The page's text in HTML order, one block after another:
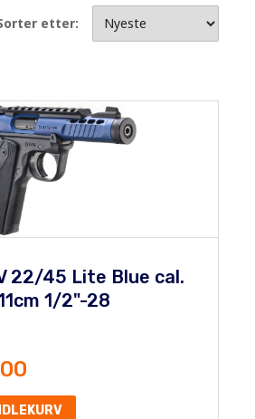
etter:
22/45 Lite Blue cal.
1/2"-28